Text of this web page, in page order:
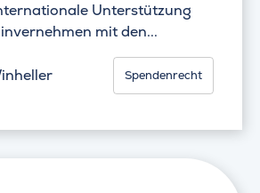
Unterstützung
mit den...
Spendenrecht